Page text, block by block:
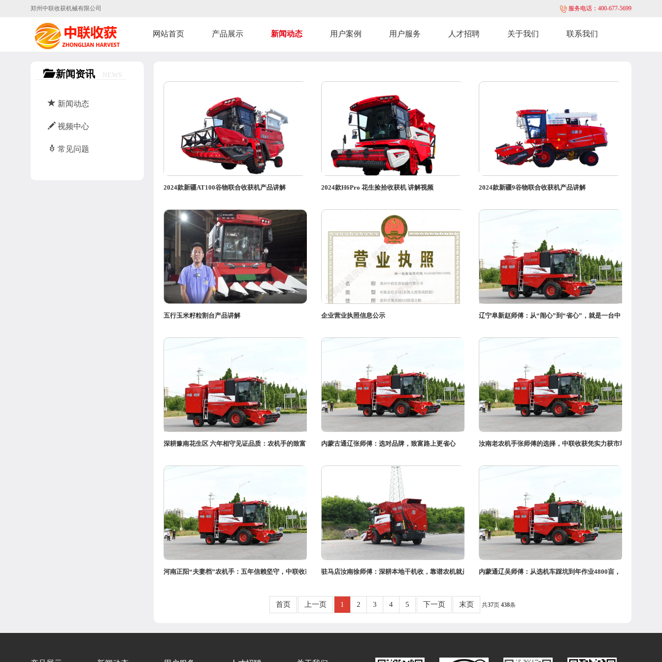
服务电话：400-677-5699
郑州中联收获机械有限公司
网站首页 产品展示 新闻动态 用户案例 用户服务 人才招聘 关于我们 联系我们
新闻资讯 NEWS
新闻动态
视频中心
常见问题
2024款新疆AT100谷物联合收获机产品讲解 2024款H6Pro 花生捡拾收获机 讲解视频 2024款新疆9谷物联合收获机产品讲解
五行玉米籽粒割台产品讲解 企业营业执照信息公示 辽宁阜新赵师傅：从“闹心”到“省心”，就是一台中
深耕豫南花生区 六年相守见证品质：农机手的致富首 内蒙古通辽张师傅：选对品牌，致富路上更省心 汝南老农机手张师傅的选择，中联收获凭实力获市场用
河南正阳“夫妻档”农机手：五年信赖坚守，中联收获 驻马店汝南徐师傅：深耕本地干机收，靠谱农机就是赚 内蒙通辽吴师傅：从选机车踩坑到年作业4800亩，
首页 上一页 1 2 3 4 5 下一页 末页 共37页 438条